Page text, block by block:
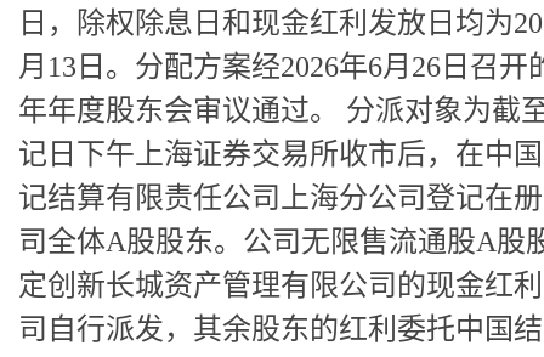
日，除权除息日和现金红利发放日均为
月13日。分配方案经2026年6月26日召开
年年度股东会审议通过。 分派对象为截
记日下午上海证券交易所收市后，在中
记结算有限责任公司上海分公司登记在
司全体A股股东。公司无限售流通股A股
定创新长城资产管理有限公司的现金红
司自行派发，其余股东的红利委托中国